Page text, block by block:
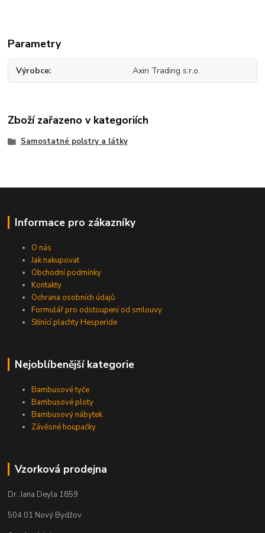
Parametry
Výrobce Axin Trading s.r.o.
Zboží zařazeno v kategoriích
Samostatné polstry a látky
Informace pro zákazníky
O nás
Jak nakupovat
Obchodní podmínky
Kontakty
Ochrana osobních údajů
Formulář pro odstoupení od smlouvy
Stínící plachty Hesperide
Nejoblíbenější kategorie
Bambusové tyče
Bambusové ploty
Bambusový nábytek
Závěsné houpačky
Vzorková prodejna
Dr. Jana Deyla 1859
504 01 Nový Bydžov